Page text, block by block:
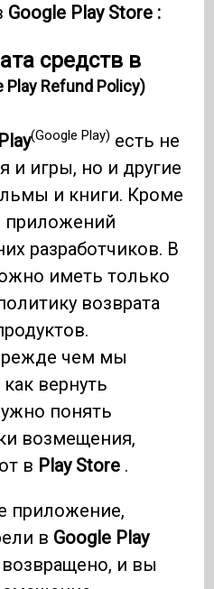
Google Play Store :
средств в
Play Refund Policy)
(Google Play) есть не
и игры, но и другие
и книги. Кроме
приложений
разработчиков. В
иметь только
возврата
чем мы
вернуть
понять
возмещения,
в Play Store .
приложение,
в Google Play
и вы